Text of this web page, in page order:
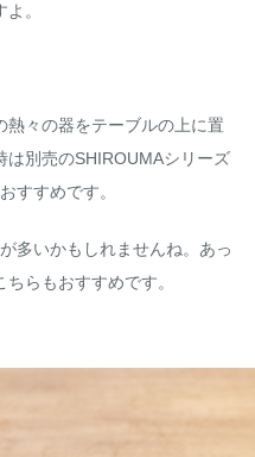
。
熱々の器をテーブルの上に置
は別売のSHIROUMAシリーズ
すすめです。
多いかもしれませんね。あっ
らもおすすめです。